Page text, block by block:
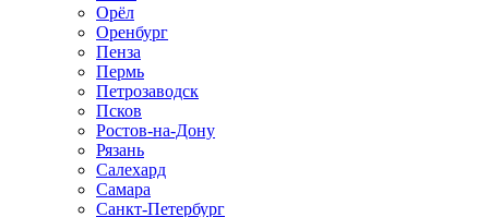
Орёл
Оренбург
Пенза
Пермь
Петрозаводск
Псков
Ростов-на-Дону
Рязань
Салехард
Самара
Санкт-Петербург